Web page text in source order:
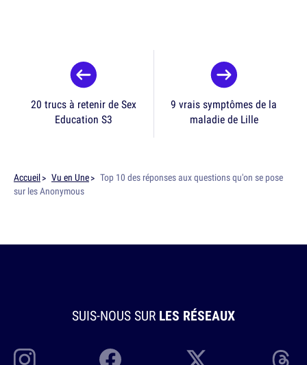
20 trucs à retenir de Sex
Education S3
9 vrais symptômes de la
maladie de Lille
Accueil Vu en Une
Top 10 des réponses aux questions qu'on se pose
sur les Anonymous
SUIS-NOUS SUR LES RÉSEAUX